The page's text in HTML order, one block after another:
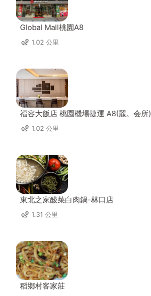
Global Mall桃園A8
1.02 公里
福容大飯店 桃園機場捷運 A8(麗。会所)
1.02 公里
東北之家酸菜白肉鍋-林口店
1.31 公里
稻鄉村客家莊